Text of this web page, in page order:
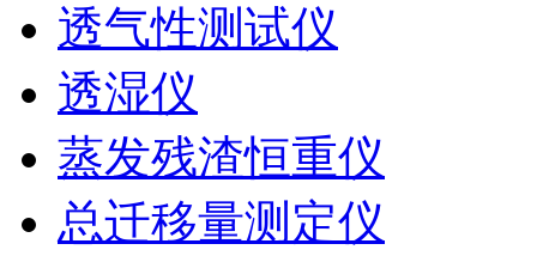
透气性测试仪
透湿仪
蒸发残渣恒重仪
总迁移量测定仪